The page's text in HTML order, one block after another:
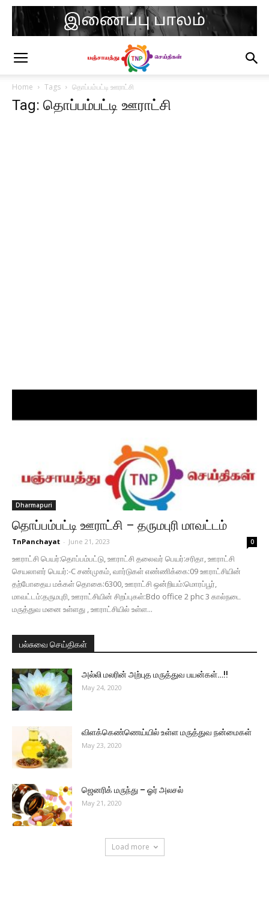
Home Tags தொப்பம்பட்டி ஊராட்சி
Tag: தொப்பம்பட்டி ஊராட்சி
Dharmapuri
தொப்பம்பட்டி ஊராட்சி – தருமபுரி மாவட்டம்
TnPanchayat - June 21, 2023 0
ஊராட்சி பெயர்:தொப்பம்பட்டு, ஊராட்சி தலைவர் பெயர்:சரிதா, ஊராட்சி
செயலாளர் பெயர்:-C சண்முகம், வார்டுகள் எண்ணிக்கை:09 ஊராட்சியின்
தற்போதைய மக்கள் தொகை:6300, ஊராட்சி ஒன்றியம்:மொரப்பூர்,
மாவட்டம்:தருமபுரி, ஊராட்சியின் சிறப்புகள்:Bdo office 2 phc 3 கால்நடை
மருத்துவ மனை உள்ளது , ஊராட்சியில் உள்ள...
பல்சுவை செய்திகள்
அல்லி மலரின் அற்புத மருத்துவ பயன்கள்…!!
May 24, 2020
விளக்கெண்ணெய்யில் உள்ள மருத்துவ நன்மைகள்
May 23, 2020
ஜெனரிக் மருந்து – ஓர் அலசல்
May 21, 2020
Load more